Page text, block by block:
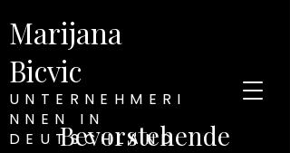
Marijana
Bicvic
UNTERNEHMERI
NNEN IN
DEUTSCHLAND
Bevorstehende